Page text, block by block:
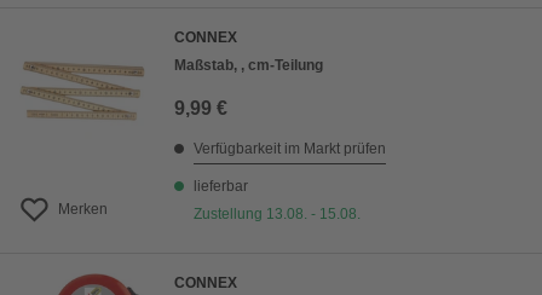
Merken
CONNEX
Maßstab, , cm-Teilung
9,99 €
Verfügbarkeit im Markt prüfen
lieferbar
Zustellung 13.08. - 15.08.
CONNEX